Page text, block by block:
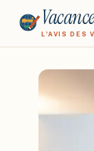
L'AVIS DES